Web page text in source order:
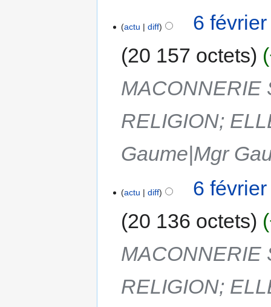
actu diff
6
20 157 octets
MACONNERIE
RELIGION;
Gaume|Mgr
actu diff
6
20 136 octets
MACONNERIE
RELIGION;